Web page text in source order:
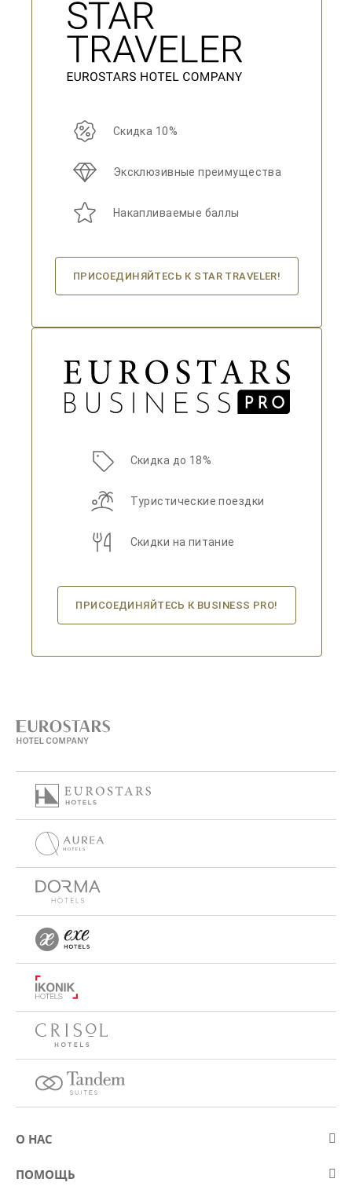
Скидка 10%
Эксклюзивные преимущества
Накапливаемые баллы
ПРИСОЕДИНЯЙТЕСЬ К STAR TRAVELER!
Скидка до 18%
Туристические поездки
Скидки на питание
ПРИСОЕДИНЯЙТЕСЬ К BUSINESS PRO!
О НАС
О компании Eurostars Hotel Company
ПОМОЩЬ